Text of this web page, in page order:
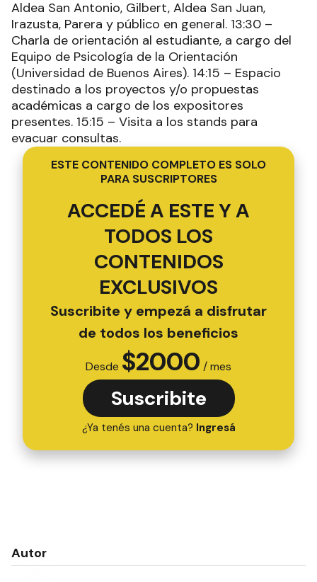
Aldea San Antonio, Gilbert, Aldea San Juan,
Irazusta, Parera y público en general. 13:30 –
Charla de orientación al estudiante, a cargo del
Equipo de Psicología de la Orientación
(Universidad de Buenos Aires). 14:15 – Espacio
destinado a los proyectos y/o propuestas
académicas a cargo de los expositores
presentes. 15:15 – Visita a los stands para
evacuar consultas.
ESTE CONTENIDO COMPLETO ES SOLO
PARA SUSCRIPTORES
ACCEDÉ A ESTE Y A
TODOS LOS
CONTENIDOS
EXCLUSIVOS
Suscribite y empezá a disfrutar
de todos los beneficios
Desde $2000 / mes
Suscribite
¿Ya tenés una cuenta? Ingresá
Autor